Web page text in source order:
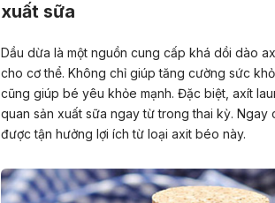
xuất sữa
Dầu dừa là một nguồn cung cấp khá dồi dào
cho cơ thể. Không chỉ giúp tăng cường sức
cũng giúp bé yêu khỏe mạnh. Đặc biệt, axít
quan sản xuất sữa ngay từ trong thai kỳ.
được tận hưởng lợi ích từ loại axit béo này.